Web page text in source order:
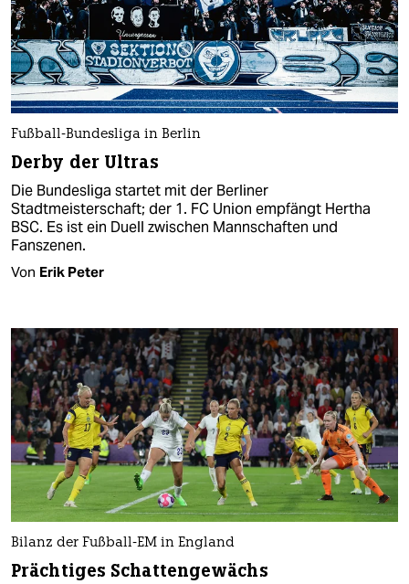
Fußball-Bundesliga in Berlin
Derby der Ultras
Die Bundesliga startet mit der Berliner
Stadtmeisterschaft; der 1. FC Union empfängt Hertha
BSC. Es ist ein Duell zwischen Mannschaften und
Fanszenen.
Von Erik Peter
Bilanz der Fußball-EM in England
Prächtiges Schattengewächs